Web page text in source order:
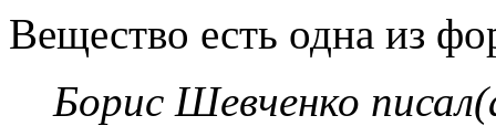
Вещество есть одна из
Борис Шевченко